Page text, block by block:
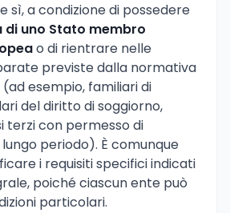
sì, a condizione di possedere
uno Stato membro
o di rientrare nelle
previste dalla normativa
esempio, familiari di
del diritto di soggiorno,
terzi con permesso di
lungo periodo). È comunque
i requisiti specifici indicati
poiché ciascun ente può
particolari.